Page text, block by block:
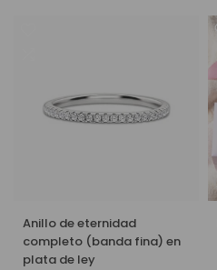
Anillo de eternidad
completo (banda fina) en
plata de ley